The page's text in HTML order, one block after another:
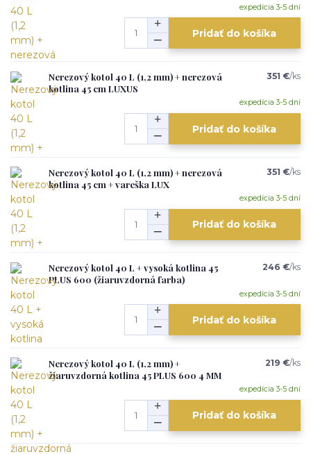
expedícia 3-5 dní
Pridať do košíka
Nerezový kotol 40 L (1,2 mm) + nerezová
kotlina 45 cm LUXUS
351 €/ks
expedícia 3-5 dní
Pridať do košíka
Nerezový kotol 40 L (1,2 mm) + nerezová
kotlina 45 cm + vareška LUX
351 €/ks
expedícia 3-5 dní
Pridať do košíka
Nerezový kotol 40 L + vysoká kotlina 45
PLUS 600 (žiaruvzdorná farba)
246 €/ks
expedícia 3-5 dní
Pridať do košíka
Nerezový kotol 40 L (1,2 mm) +
žiaruvzdorná kotlina 45 PLUS 600 4 MM
219 €/ks
expedícia 3-5 dní
Pridať do košíka